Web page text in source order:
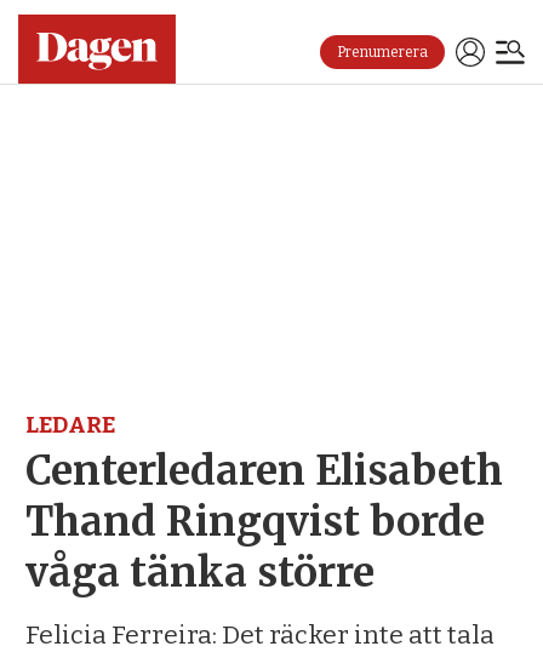
Prenumerera
LEDARE
Centerledaren Elisabeth
Thand Ringqvist borde
våga tänka större
Felicia Ferreira: Det räcker inte att tala